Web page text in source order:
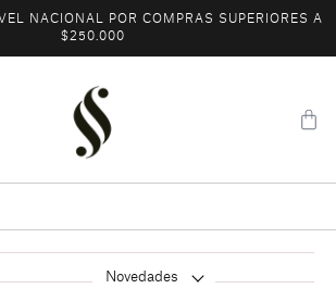
NACIONAL POR COMPRAS SUPERIORES A
$250.000
Novedades